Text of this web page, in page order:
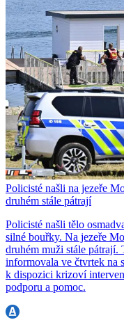
Policisté našli na jezeře
druhém stále pátrají
Policisté našli tělo
silné bouřky. Na jezeře
druhém muži stále pátrají.
informovala ve čtvrtek na
k dispozici krizoví
podporu a pomoc.